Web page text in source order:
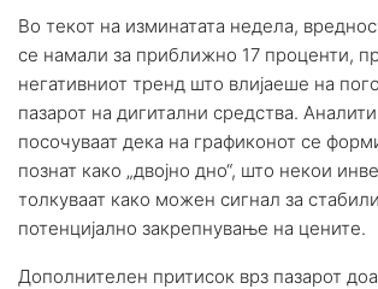
Во текот на изминатата недела,
се намали за приближно 17 проценти,
негативниот тренд што влијаеше на
пазарот на дигитални средства.
посочуваат дека на графиконот се
познат како „двојно дно“, што некои
толкуваат како можен сигнал за
потенцијално закрепнување на цените.
Дополнителен притисок врз пазарот